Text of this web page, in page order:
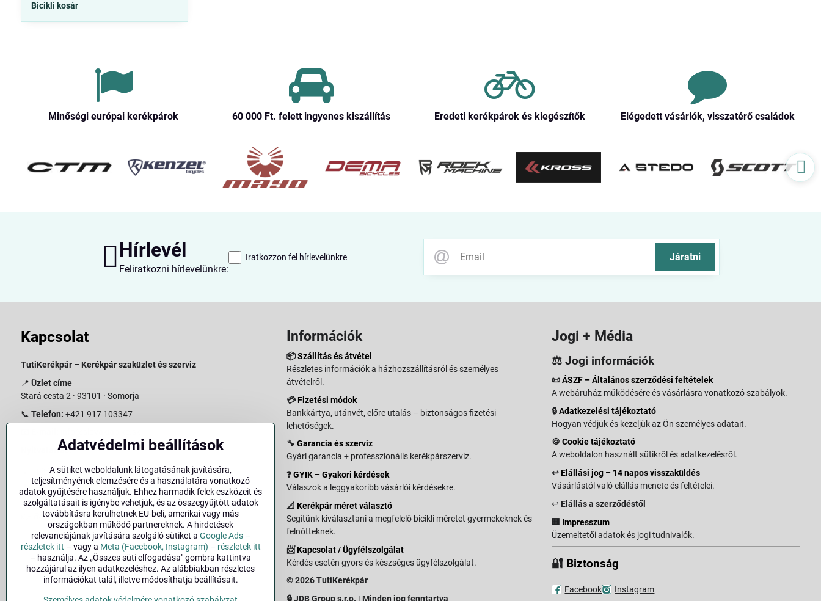
Bicikli kosár
Minőségi európai kerékpárok 60 000 Ft​. felett ingyenes kiszállítás Eredeti kerékpárok és kiegészítők Elégedett vásárlók, visszatérő családok
Hírlevél
Feliratkozni hírlevelünkre:
Járatni
Iratkozzon fel hírlevelünkre
Kapcsolat
TutiKerékpár – Kerékpár szaküzlet és szerviz
📍 Üzlet címe
Stará cesta 2 · 93101 · Somorja
📞 Telefon: +421 917 103347
Nyitvatartás:
Hétfő–Péntek: 09:00–15:00
Szombat: 09:00–11:00
Vasárnap: Zárva
Bolt megtekintése a térképen(Google Maps link)
Információk
📦Szállítás és átvétel
Részletes információk a házhozszállításról és személyes
átvételről.
💳Fizetési módok
Bankkártya, utánvét, előre utalás – biztonságos fizetési
lehetőségek.
🔧 Garancia és szerviz
Gyári garancia + professzionális kerékpárszerviz.
❓GYIK – Gyakori kérdések
Válaszok a leggyakoribb vásárlói kérdésekre.
📐 Kerékpár méret választó
Segítünk kiválasztani a megfelelő bicikli méretet gyermekeknek és
felnőtteknek.
📨Kapcsolat / Ügyfélszolgálat
Kérdés esetén gyors és készséges ügyfélszolgálat.
© 2026 TutiKerékpár
🔒 JDB Group s.r.o. | Minden jog fenntartva
Jogi + Média
⚖️ Jogi információk
📜ÁSZF – Általános szerződési feltételek
A webáruház működésére és vásárlásra vonatkozó szabályok.
🔒Adatkezelési tájékoztató
Hogyan védjük és kezeljük az Ön személyes adatait.
🍪Cookie tájékoztató
A weboldalon használt sütikről és adatkezelésről.
↩️Elállási jog – 14 napos visszaküldés
Vásárlástól való elállás menete és feltételei.
↩️ Elállás a szerződéstől
Impresszum
Üzemeltetői adatok és jogi tudnivalók.
🔐 Biztonság
Facebook Instagram
Adatvédelmi beállítások
A sütiket weboldalunk látogatásának javítására,
teljesítményének elemzésére és a használatára vonatkozó
adatok gyűjtésére használjuk. Ehhez harmadik felek eszközeit és
szolgáltatásait is igénybe vehetjük, és az összegyűjtött adatok
továbbításra kerülhetnek EU-beli, amerikai vagy más
országokban működő partnereknek. A hirdetések
relevanciájának javítására szolgáló sütiket a Google Ads –
részletek itt – vagy a Meta (Facebook, Instagram) – részletek itt
– használja. Az „Összes süti elfogadása" gombra kattintva
hozzájárul az ilyen adatkezeléshez. Az alábbiakban részletes
információkat talál, illetve módosíthatja beállításait.